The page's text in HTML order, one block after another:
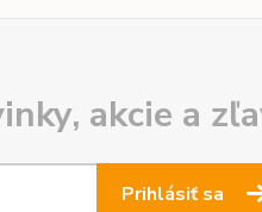
akcie a
Prihlásiť sa